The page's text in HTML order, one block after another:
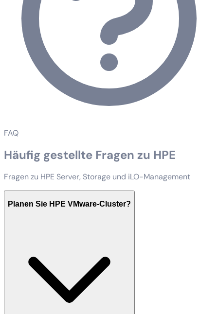
FAQ
Häufig gestellte Fragen zu HPE
Fragen zu HPE Server, Storage und iLO-Management
Planen Sie HPE VMware-Cluster?